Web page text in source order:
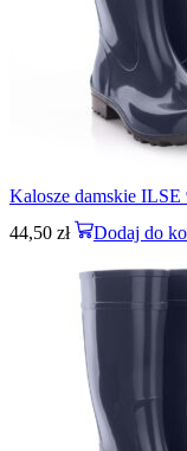
Kalosze damskie
44,50 zł Dodaj do